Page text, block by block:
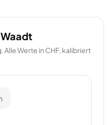
Waadt
Werte in CHF, kalibriert